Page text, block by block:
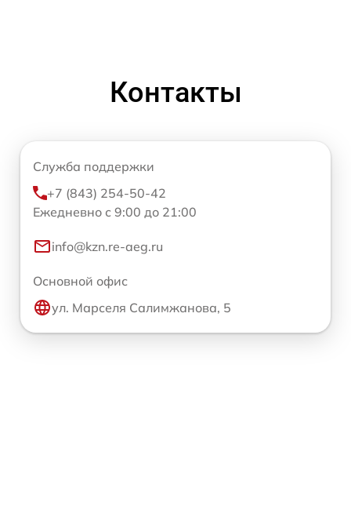
Контакты
Служба поддержки
+7 (843) 254-50-42
Ежедневно с 9:00 до 21:00
info@kzn.re-aeg.ru
Основной офис
ул. Марселя Салимжанова, 5